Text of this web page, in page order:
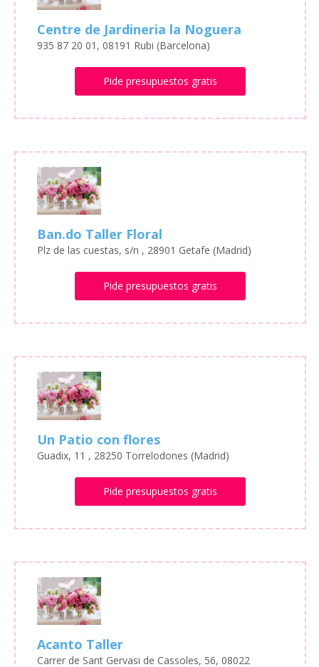
Centre de Jardineria la Noguera
935 87 20 01, 08191 Rubi (Barcelona)
Pide presupuestos gratis
Ban.do Taller Floral
Plz de las cuestas, s/n , 28901 Getafe (Madrid)
Pide presupuestos gratis
Un Patio con flores
Guadix, 11 , 28250 Torrelodones (Madrid)
Pide presupuestos gratis
Acanto Taller
Carrer de Sant Gervasi de Cassoles, 56, 08022